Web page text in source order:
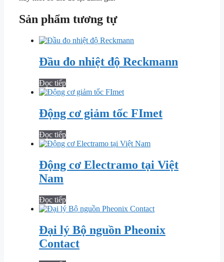
Sản phẩm tương tự
Đầu đo nhiệt độ Reckmann
Đọc tiếp
Động cơ giảm tốc FImet
Đọc tiếp
Động cơ Electramo tại Việt
Nam
Đọc tiếp
Đại lý Bộ nguồn Pheonix
Contact